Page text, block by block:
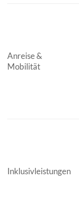
Anreise &
Mobilität
Inklusivleistungen